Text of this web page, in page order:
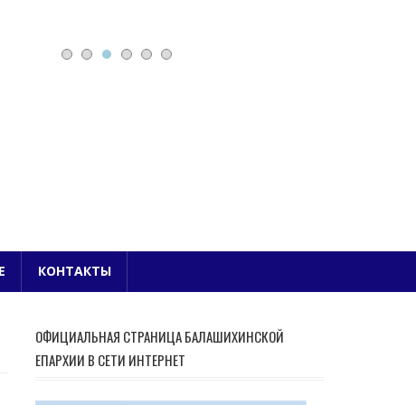
БЛАГОЧИНИЕ
КОНТАКТЫ
ОФИЦИАЛЬНАЯ СТРАНИЦА БАЛАШИХИНСКОЙ
ЕПАРХИИ В СЕТИ ИНТЕРНЕТ